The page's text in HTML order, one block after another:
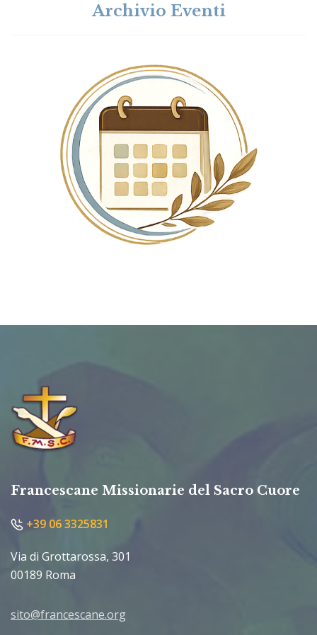
Archivio Eventi
Francescane Missionarie del Sacro Cuore
+39 06 3325831
Via di Grottarossa, 301
00189 Roma
sito@francescane.org